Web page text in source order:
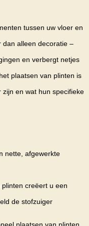
tussen uw vloer en
dan alleen decoratie –
en verbergt netjes
plaatsen van plinten is
en wat hun specifieke
nette, afgewerkte
creëert u een
de stofzuiger